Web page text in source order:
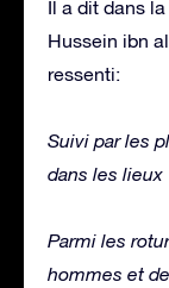
Il a dit dans
Hussein ibn
ressenti:
Suivi par les
dans les lieux
Parmi les
hommes et